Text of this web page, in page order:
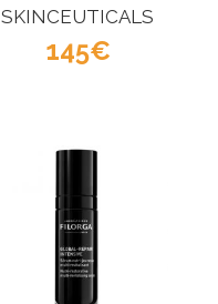
SKINCEUTICALS
145